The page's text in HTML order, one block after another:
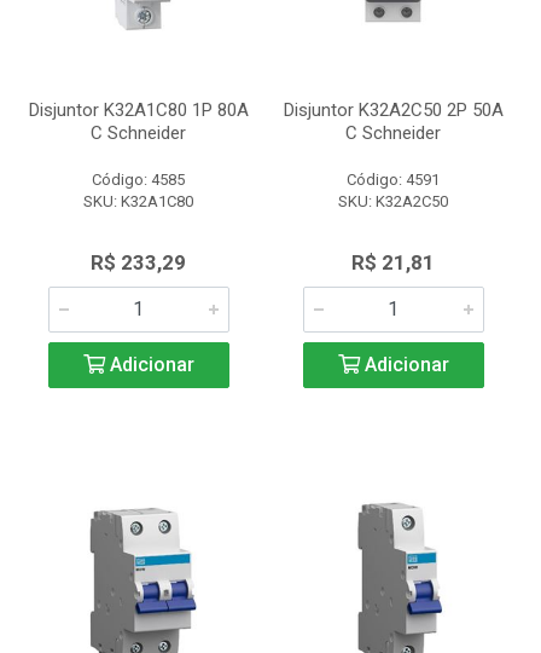
Disjuntor K32A1C80 1P 80A
C Schneider
Código: 4585
SKU: K32A1C80
R$ 233,29
Adicionar
Disjuntor K32A2C50 2P 50A
C Schneider
Código: 4591
SKU: K32A2C50
R$ 21,81
Adicionar